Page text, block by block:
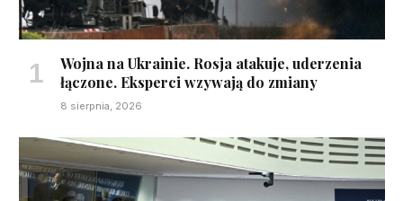
Wojna na Ukrainie. Rosja atakuje, uderzenia
łączone. Eksperci wzywają do zmiany
8 sierpnia, 2026